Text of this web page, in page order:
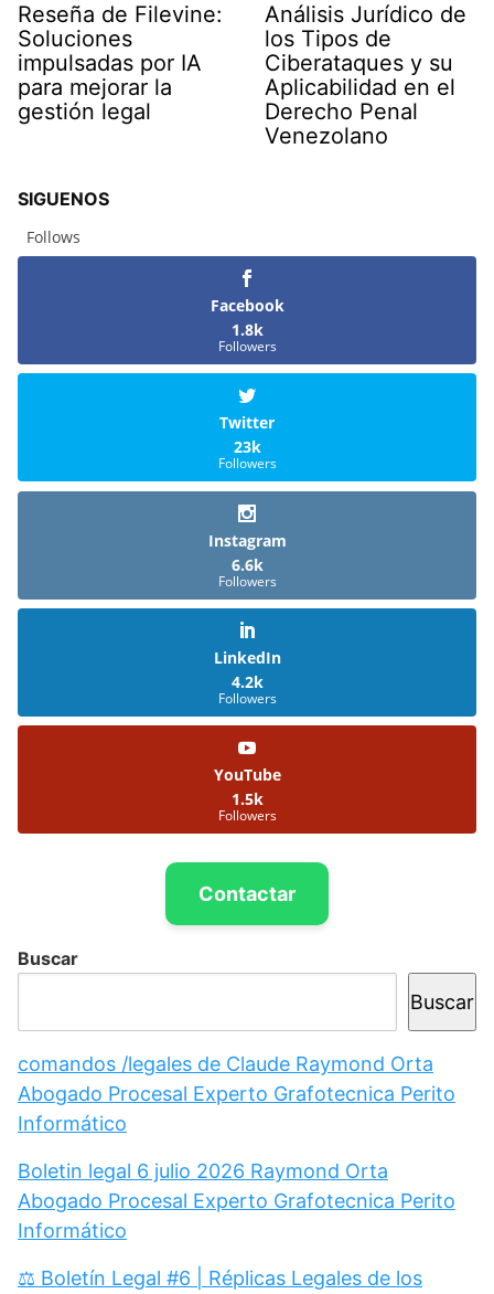
Reseña de Filevine:
Soluciones
impulsadas por IA
para mejorar la
gestión legal
Análisis Jurídico de
los Tipos de
Ciberataques y su
Aplicabilidad en el
Derecho Penal
Venezolano
SIGUENOS
Follows
Facebook
1.8k
Followers
Twitter
23k
Followers
Instagram
6.6k
Followers
LinkedIn
4.2k
Followers
YouTube
1.5k
Followers
Contactar
Buscar
Buscar
comandos /legales de Claude Raymond Orta
Abogado Procesal Experto Grafotecnica Perito
Informático
Boletin legal 6 julio 2026 Raymond Orta
Abogado Procesal Experto Grafotecnica Perito
Informático
⚖️ Boletín Legal #6 | Réplicas Legales de los